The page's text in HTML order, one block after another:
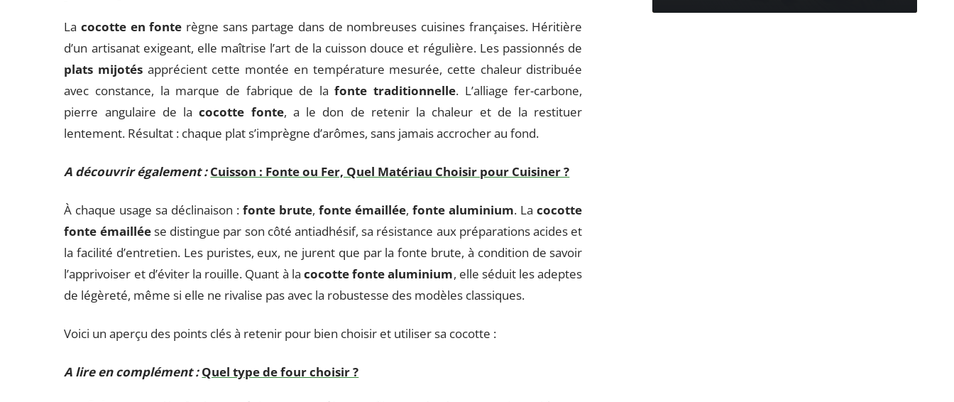
Lacocotte en fonte règne sans partage dans de nombreuses cuisines françaises. Héritière
d’un artisanat exigeant, elle maîtrise l’art de la cuisson douce et régulière. Les passionnés de
plats mijotés apprécient cette montée en température mesurée, cette chaleur distribuée
avec constance, la marque de fabrique de lafonte traditionnelle. L’alliage fer-carbone,
pierre angulaire de lacocotte fonte, a le don de retenir la chaleur et de la restituer
lentement. Résultat : chaque plat s’imprègne d’arômes, sans jamais accrocher au fond.
A découvrir également : Cuisson : Fonte ou Fer, Quel Matériau Choisir pour Cuisiner ?
À chaque usage sa déclinaison :fonte brute,fonte émaillée,fonte aluminium. Lacocotte
fonte émailléese distingue par son côté antiadhésif, sa résistance aux préparations acides et
la facilité d’entretien. Les puristes, eux, ne jurent que par la fonte brute, à condition de savoir
l’apprivoiser et d’éviter la rouille. Quant à lacocotte fonte aluminium, elle séduit les adeptes
de légèreté, même si elle ne rivalise pas avec la robustesse des modèles classiques.
Voici un aperçu des points clés à retenir pour bien choisir et utiliser sa cocotte :
A lire en complément : Quel type de four choisir ?